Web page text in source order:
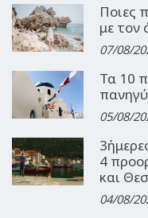
Ποιες
με τον
07/08/
Τα 10
05/08/
4
και
04/08/